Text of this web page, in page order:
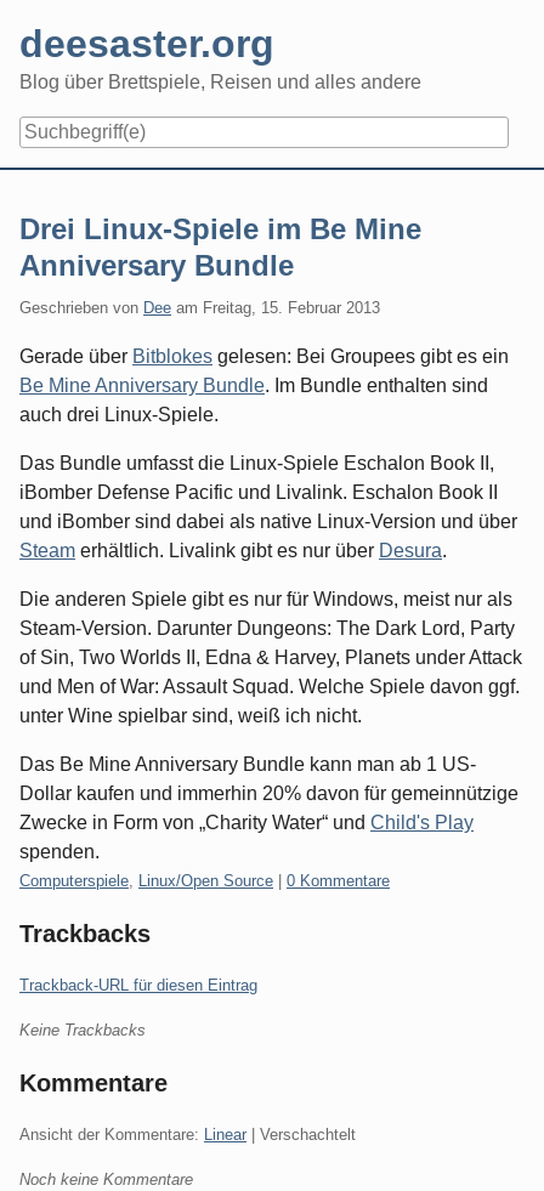
content
deesaster.org
Blog über Brettspiele, Reisen und alles andere
Drei Linux-Spiele im Be Mine
Anniversary Bundle
Geschrieben von Dee am Freitag, 15. Februar 2013
Gerade über Bitblokes gelesen: Bei Groupees gibt es ein
Be Mine Anniversary Bundle. Im Bundle enthalten sind
auch drei Linux-Spiele.
Das Bundle umfasst die Linux-Spiele Eschalon Book II,
iBomber Defense Pacific und Livalink. Eschalon Book II
und iBomber sind dabei als native Linux-Version und über
Steam erhältlich. Livalink gibt es nur über Desura.
Die anderen Spiele gibt es nur für Windows, meist nur als
Steam-Version. Darunter Dungeons: The Dark Lord, Party
of Sin, Two Worlds II, Edna & Harvey, Planets under Attack
und Men of War: Assault Squad. Welche Spiele davon ggf.
unter Wine spielbar sind, weiß ich nicht.
Das Be Mine Anniversary Bundle kann man ab 1 US-
Dollar kaufen und immerhin 20% davon für gemeinnützige
Zwecke in Form von „Charity Water“ und Child's Play
spenden.
Kategorien:
Computerspiele, Linux/Open Source 0 Kommentare
Trackbacks
Trackback-URL für diesen Eintrag
Keine Trackbacks
Kommentare
Ansicht der Kommentare: Linear | Verschachtelt
Noch keine Kommentare